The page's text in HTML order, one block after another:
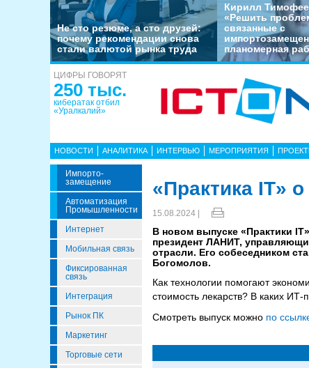
Не сто резюме, а сто друзей:
почему рекомендации снова
стали валютой рынка труда
Кирилл
«Решить
связанные с
планомерная
ЦИФРЫ ГОВОРЯТ
250 тыс.
кибератак отбил
«Уралкалий»
НОВОСТИ АНАЛИТИКА ИНТЕРВЬЮ МЕРОПРИЯТИЯ
Импорто­
Замещение
Автоматизация
Промышленности
Интернет
Мобильная связь
Фиксированная
связь
Интеграция
Рынок ПК
Маркетинг
Торговые сети
«Практика IT»
15.08.2024 |
В новом выпуске «Практики
президент ЛАНИТ,
отрасли. Его собеседником
Богомолов.
Как технологии помогают
стоимость лекарств? В каких
Смотреть выпуск можно по